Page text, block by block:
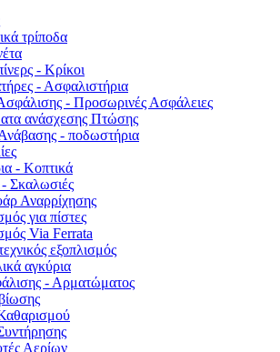
τρίποδα
- Κρίκοι
- Ασφαλιστήρια
- Προσωρινές Ασφάλειες
ανάσχεσης Πτώσης
- ποδωστήρια
- Κοπτικά
Σκαλωσιές
Αναρρίχησης
για πίστες
Via Ferrata
εξοπλισμός
αγκύρια
- Αρματώματος
Αερίων